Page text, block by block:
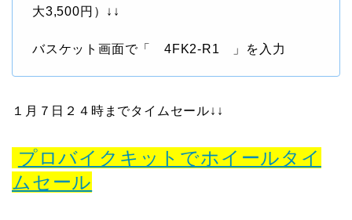
大3,500円）↓↓
バスケット画面で「 4FK2-R1 」を入力
１月７日２４時までタイムセール↓↓
プロバイクキットでホイールタイ
ムセール